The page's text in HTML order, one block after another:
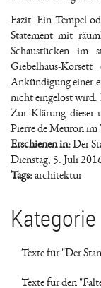
Fazit: Ein Tempel
Statement mit
Schaustücken im
Giebelhaus-
Ankündigung einer
nicht eingelöst wird.
Zur Klärung dieser
Pierre de Meuron im
Erschienen in:Der
Dienstag, 5. Juli
Tags:architektur
Kategorie
Texte für "Der
Texte für den